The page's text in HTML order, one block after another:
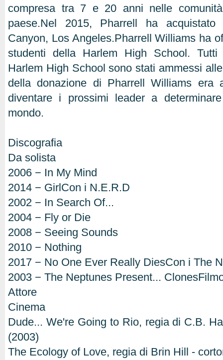
compresa tra 7 e 20 anni nelle
paese.Nel 2015, Pharrell ha
Canyon, Los Angeles.Pharrell Williams ha
studenti della Harlem High School.
Harlem High School sono stati ammessi
della donazione di Pharrell Williams era
diventare i prossimi leader a
mondo.
Discografia
Da solista
2006 − In My Mind
2014 − GirlCon i N.E.R.D
2002 − In Search Of...
2004 − Fly or Die
2008 − Seeing Sounds
2010 − Nothing
2017 − No One Ever Really DiesCon i The
2003 − The Neptunes Present...
Attore
Cinema
Dude... We're Going to Rio, regia di C.B.
(2003)
The Ecology of Love, regia di Brin Hill -